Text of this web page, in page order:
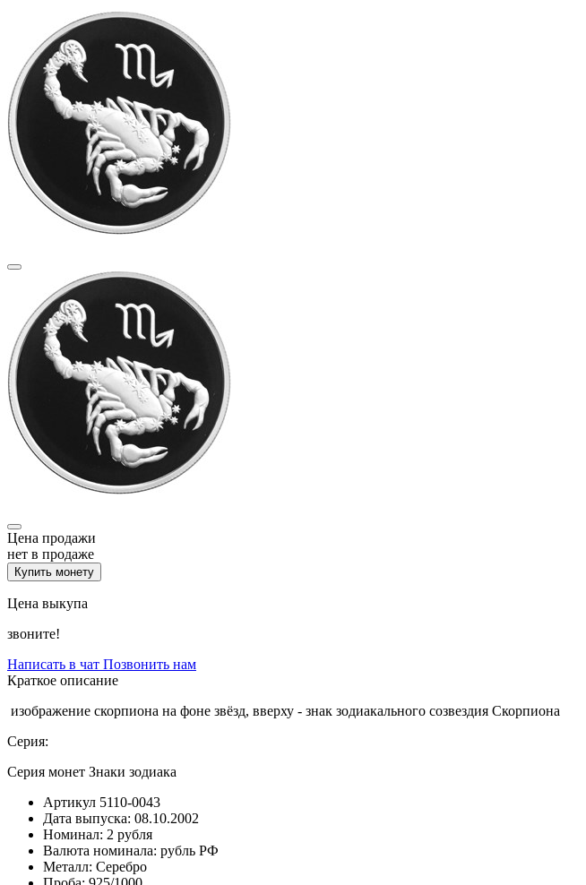
Цена продажи
нет в продаже
Купить монету
Цена выкупа
звоните!
Написать в чат Позвонить нам
Краткое описание
изображение скорпиона на фоне звёзд, вверху - знак зодиакального созвездия Скорпиона
Серия:
Серия монет Знаки зодиака
Артикул 5110-0043
Дата выпуска: 08.10.2002
Номинал: 2 рубля
Валюта номинала: рубль РФ
Металл: Серебро